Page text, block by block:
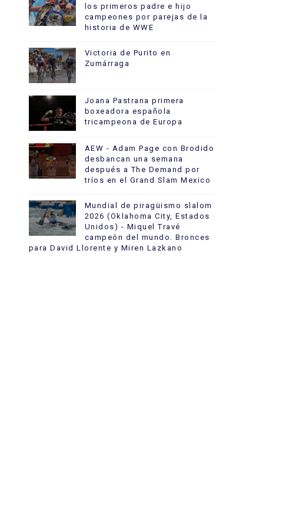
los primeros padre e hijo
campeones por parejas de la
historia de WWE
Victoria de Purito en
Zumárraga
Joana Pastrana primera
boxeadora española
tricampeona de Europa
AEW - Adam Page con Brodido
desbancan una semana
después a The Demand por
tríos en el Grand Slam Mexico
Mundial de piragüismo slalom
2026 (Oklahoma City, Estados
Unidos) - Miquel Travé
campeón del mundo. Bronces
para David Llorente y Miren Lazkano